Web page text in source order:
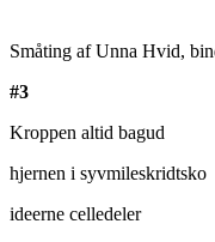
Småting af Unna Hvid,
#3
Kroppen altid bagud
hjernen i syvmileskridtsko
ideerne celledeler